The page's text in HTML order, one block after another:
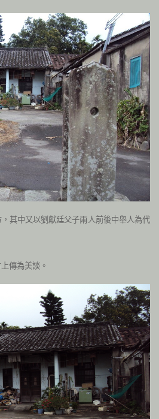
其中又以劉獻廷父子兩人前後中舉人為代
傳為美談。